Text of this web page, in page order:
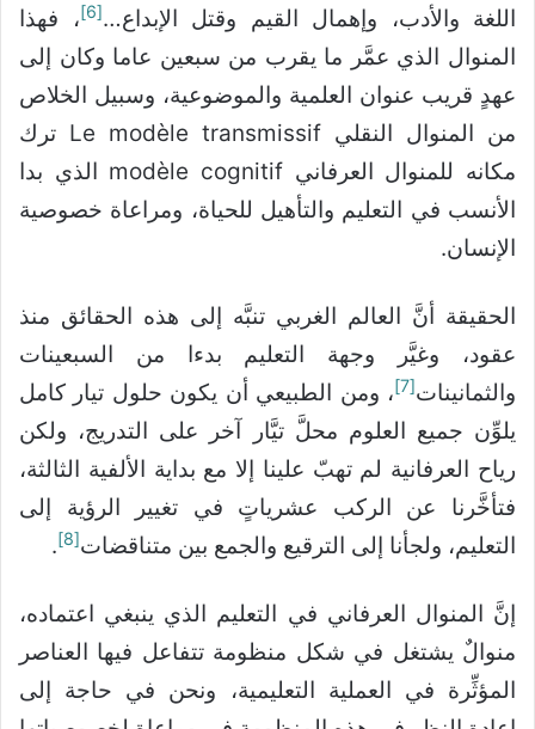
اللغة والأدب، وإهمال القيم وقتل الإبداع…[6]
، فهذا
المنوال الذي عمَّر ما يقرب من سبعين عاما وكان إلى
عهدٍ قريب عنوان العلمية والموضوعية، وسبيل الخلاص
من المنوال النقلي Le modèle transmissif ترك
مكانه للمنوال العرفاني modèle cognitif الذي بدا
الأنسب في التعليم والتأهيل للحياة، ومراعاة خصوصية
الإنسان.
الحقيقة أنَّ العالم الغربي تنبَّه إلى هذه الحقائق منذ
عقود، وغيَّر وجهة التعليم بدءا من السبعينات
والثمانينات[7]
، ومن الطبيعي أن يكون حلول تيار كامل
يلوِّن جميع العلوم محلَّ تيَّار آخر على التدريج، ولكن
رياح العرفانية لم تهبّ علينا إلا مع بداية الألفية الثالثة،
فتأخَّرنا عن الركب عشرياتٍ في تغيير الرؤية إلى
التعليم، ولجأنا إلى الترقيع والجمع بين متناقضات[8]
.
إنَّ المنوال العرفاني في التعليم الذي ينبغي اعتماده،
منوالٌ يشتغل في شكل منظومة تتفاعل فيها العناصر
المؤثِّرة في العملية التعليمية، ونحن في حاجة إلى